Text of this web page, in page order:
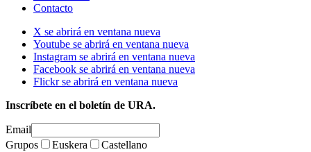
Contacto
X se abrirá en ventana nueva
Youtube se abrirá en ventana nueva
Instagram se abrirá en ventana nueva
Facebook se abrirá en ventana nueva
Flickr se abrirá en ventana nueva
Inscríbete en el boletín de URA.
Email
Grupos
Euskera
Castellano